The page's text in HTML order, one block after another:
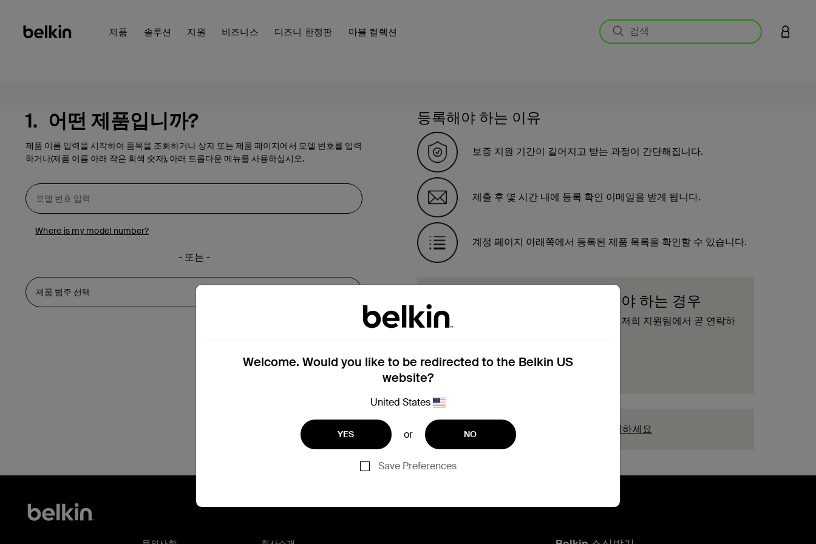
제품 솔루션 지원 비즈니스 디즈니 한정판 마블 컬렉션 LOGIN
1. 어떤 제품입니까?
제품 이름 입력을 시작하여 품목을 조회하거나 상자 또는 제품 페이지에서 모델 번호를 입력
하거나(제품 이름 아래 작은 회색 숫자), 아래 드롭다운 메뉴를 사용하십시오.
Where is my model number?
- 또는 -
등록해야 하는 이유
보증 지원 기간이 길어지고 받는 과정이 간단해집니다.
제출 후 몇 시간 내에 등록 확인 이메일을 받게 됩니다.
계정 페이지 아래쪽에서 등록된 제품 목록을 확인할 수 있습니다.
보증 기간 내에 제품을 교체해야 하는 경우
여기에서 보증 교환 요청 양식을 작성하시면 저희 지원팀에서 곧 연락하
보증 교환 요청 제출
등록에 도움이 필요한 경우 지금 여기를 클릭하세요
Welcome. Would you like to be redirected to the Belkin US
website?
United States
YES or NO
Save Preferences